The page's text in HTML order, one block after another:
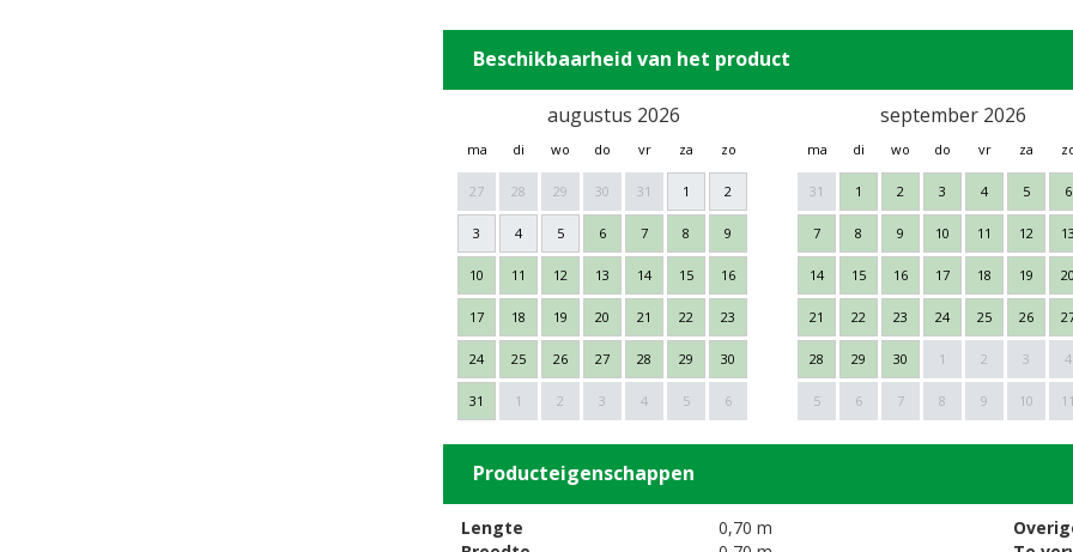
Beschikbaarheid van het product
augustus 2026
ma di wo do vr za zo
27 28 29 30 31 1 2
3 4 5 6 7 8 9
10 11 12 13 14 15 16
17 18 19 20 21 22 23
24 25 26 27 28 29 30
31 1 2 3 4 5 6
september 2026
ma di wo do vr za
31 1 2 3 4 5 6
7 8 9 10 11 12 13
14 15 16 17 18 19 20
21 22 23 24 25 26
28 29 30 1 2 3 4
5 6 7 8 9 10 11
Producteigenschappen
Lengte
0,70 m